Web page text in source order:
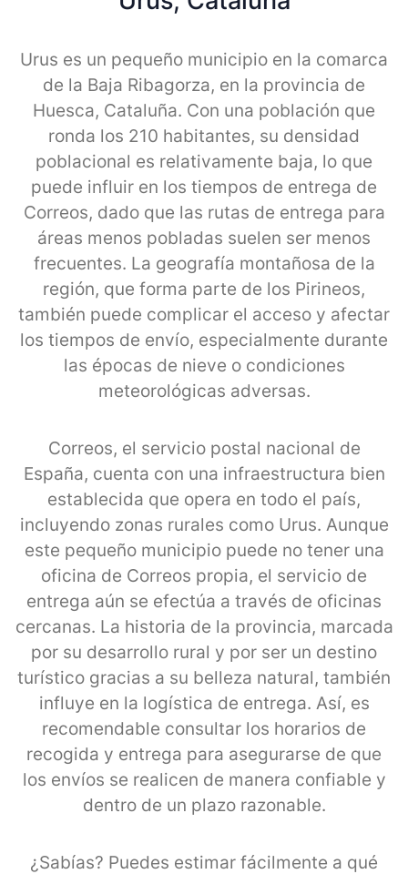
Urus es un pequeño municipio en la comarca
de la Baja Ribagorza, en la provincia de
Huesca, Cataluña. Con una población que
ronda los 210 habitantes, su densidad
poblacional es relativamente baja, lo que
puede influir en los tiempos de entrega de
Correos, dado que las rutas de entrega para
áreas menos pobladas suelen ser menos
frecuentes. La geografía montañosa de la
región, que forma parte de los Pirineos,
también puede complicar el acceso y afectar
los tiempos de envío, especialmente durante
las épocas de nieve o condiciones
meteorológicas adversas.
Correos, el servicio postal nacional de
España, cuenta con una infraestructura bien
establecida que opera en todo el país,
incluyendo zonas rurales como Urus. Aunque
este pequeño municipio puede no tener una
oficina de Correos propia, el servicio de
entrega aún se efectúa a través de oficinas
cercanas. La historia de la provincia, marcada
por su desarrollo rural y por ser un destino
turístico gracias a su belleza natural, también
influye en la logística de entrega. Así, es
recomendable consultar los horarios de
recogida y entrega para asegurarse de que
los envíos se realicen de manera confiable y
dentro de un plazo razonable.
¿Sabías? Puedes estimar fácilmente a qué